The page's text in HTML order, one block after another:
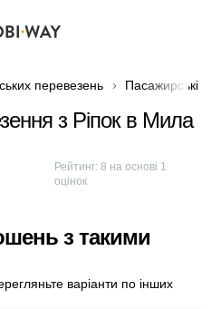
перевезень Пасажирські
з Ріпок в Мила
Рейтинг:8 на основі 1
оцінок
з такими
варіанти по інших